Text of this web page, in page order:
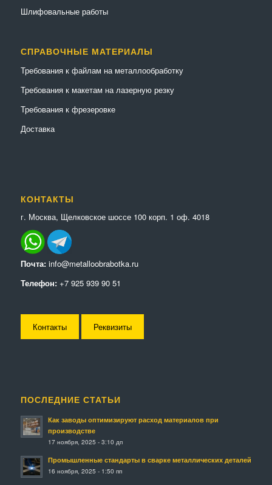
Шлифовальные работы
СПРАВОЧНЫЕ МАТЕРИАЛЫ
Требования к файлам на металлообработку
Требования к макетам на лазерную резку
Требования к фрезеровке
Доставка
КОНТАКТЫ
г. Москва, Щелковское шоссе 100 корп. 1 оф. 4018
Почта: info@metalloobrabotka.ru
Телефон: +7 925 939 90 51
Контакты Реквизиты
ПОСЛЕДНИЕ СТАТЬИ
Как заводы оптимизируют расход материалов при
производстве
17 ноября, 2025 - 3:10 дп
Промышленные стандарты в сварке металлических деталей
16 ноября, 2025 - 1:50 пп